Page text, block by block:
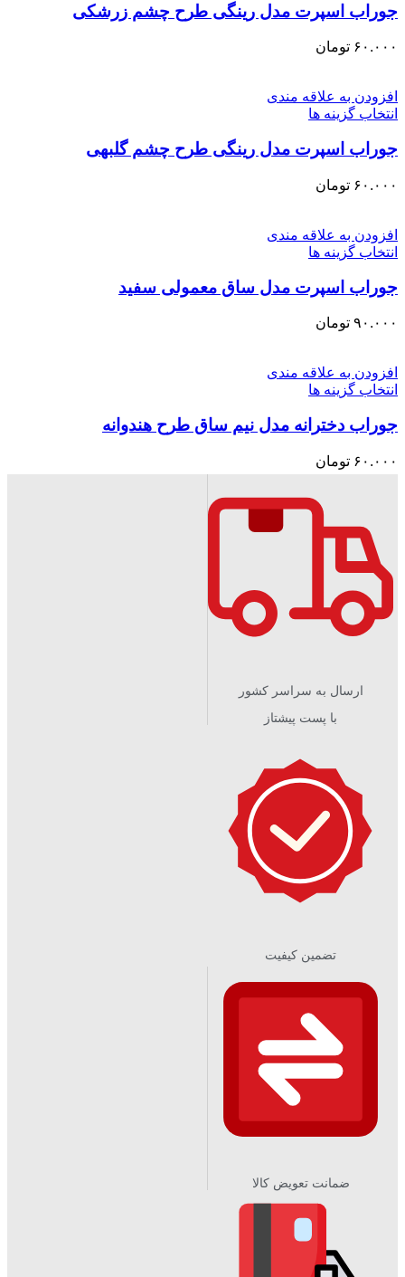
جوراب اسپرت مدل رینگی طرح چشم زرشکی
۶۰.۰۰۰ تومان
افزودن به علاقه مندی
انتخاب گزینه ها
جوراب اسپرت مدل رینگی طرح چشم گلبهی
۶۰.۰۰۰ تومان
افزودن به علاقه مندی
انتخاب گزینه ها
جوراب اسپرت مدل ساق معمولی سفید
۹۰.۰۰۰ تومان
افزودن به علاقه مندی
انتخاب گزینه ها
جوراب دخترانه مدل نیم ساق طرح هندوانه
۶۰.۰۰۰ تومان
ارسال به سراسر کشور
با پست پیشتاز
تضمین کیفیت
ضمانت تعویض کالا